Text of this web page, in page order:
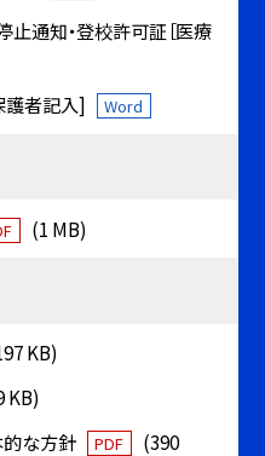
止通知・登校許可証［医療
護者記入] Word
(1 MB)
KB)
KB)
的な方針
PDF
(390